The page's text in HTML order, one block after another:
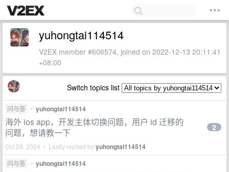
yuhongtai114514
V2EX member #606574, joined on 2022-12-13 20:11:41
+08:00
Switch topics list
问与答 • yuhongtai114514
海外 ios app，开发主体切换问题，用户 id 迁移的
问题，想请教一下
Oct 28, 2024 • Lastly replied byyuhongtai114514
2
问与答 • yuhongtai114514